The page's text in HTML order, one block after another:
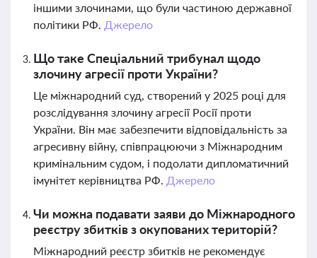
іншими злочинами, що були частиною державної
політики РФ. Джерело
Що таке Спеціальний трибунал щодо
злочину агресії проти України?
Це міжнародний суд, створений у 2025 році для
розслідування злочину агресії Росії проти
України. Він має забезпечити відповідальність за
агресивну війну, співпрацюючи з Міжнародним
кримінальним судом, і подолати дипломатичний
імунітет керівництва РФ. Джерело
Чи можна подавати заяви до Міжнародного
реєстру збитків з окупованих територій?
Міжнародний реєстр збитків не рекомендує